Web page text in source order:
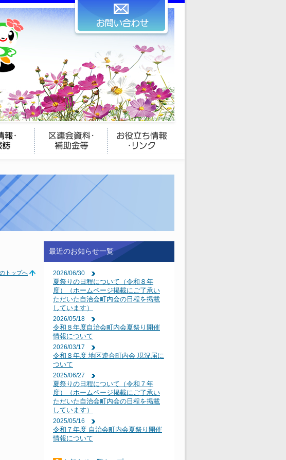
トップへ
最近のお知らせ一覧
2026/06/30
夏祭りの日程について（令和８年
度）（ホームページ掲載にご了承い
ただいた自治会町内会の日程を掲載
しています）
2026/05/18
令和８年度自治会町内会夏祭り開催
情報について
2026/03/17
令和８年度 地区連合町内会 現況届に
ついて
2025/06/27
夏祭りの日程について（令和７年
度）（ホームページ掲載にご了承い
ただいた自治会町内会の日程を掲載
しています）
2025/05/16
令和７年度 自治会町内会夏祭り開催
情報について